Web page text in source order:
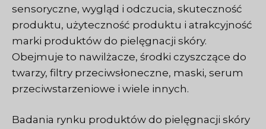
sensoryczne, wygląd i odczucia, skuteczność
produktu, użyteczność produktu i atrakcyjność
marki produktów do pielęgnacji skóry.
Obejmuje to nawilżacze, środki czyszczące do
twarzy, filtry przeciwsłoneczne, maski, serum
przeciwstarzeniowe i wiele innych.
Badania rynku produktów do pielęgnacji skóry